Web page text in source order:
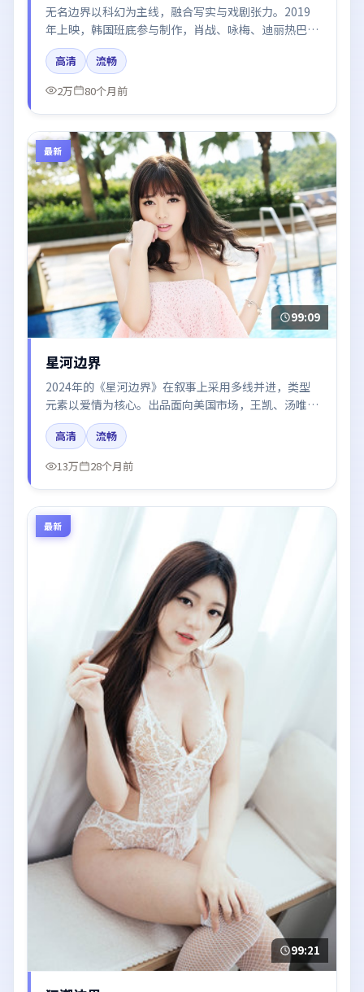
无名边界以科幻为主线，融合写实与戏剧张力。2019
年上映，韩国班底参与制作，肖战、咏梅、迪丽热巴、
汤唯在片中呈现细腻表演，影像风格统一，配乐与剪辑
强化了情绪曲线。
高清
流畅
2万
80个月前
最新
99:09
星河边界
2024年的《星河边界》在叙事上采用多线并进，类型
元素以爱情为核心。出品面向美国市场，王凯、汤唯、
段奕宏、周冬雨、咏梅所饰角色推动关键反转，结尾留
白引发讨论。
高清
流畅
13万
28个月前
最新
99:21